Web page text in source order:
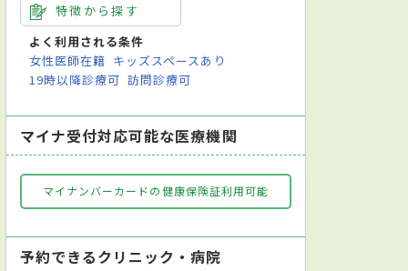
特徴から探す
よく利用される条件
女性医師在籍 キッズスペースあり
19時以降診療可 訪問診療可
マイナ受付対応可能な医療機関
マイナンバーカードの健康保険証利用可能
予約できるクリニック・病院